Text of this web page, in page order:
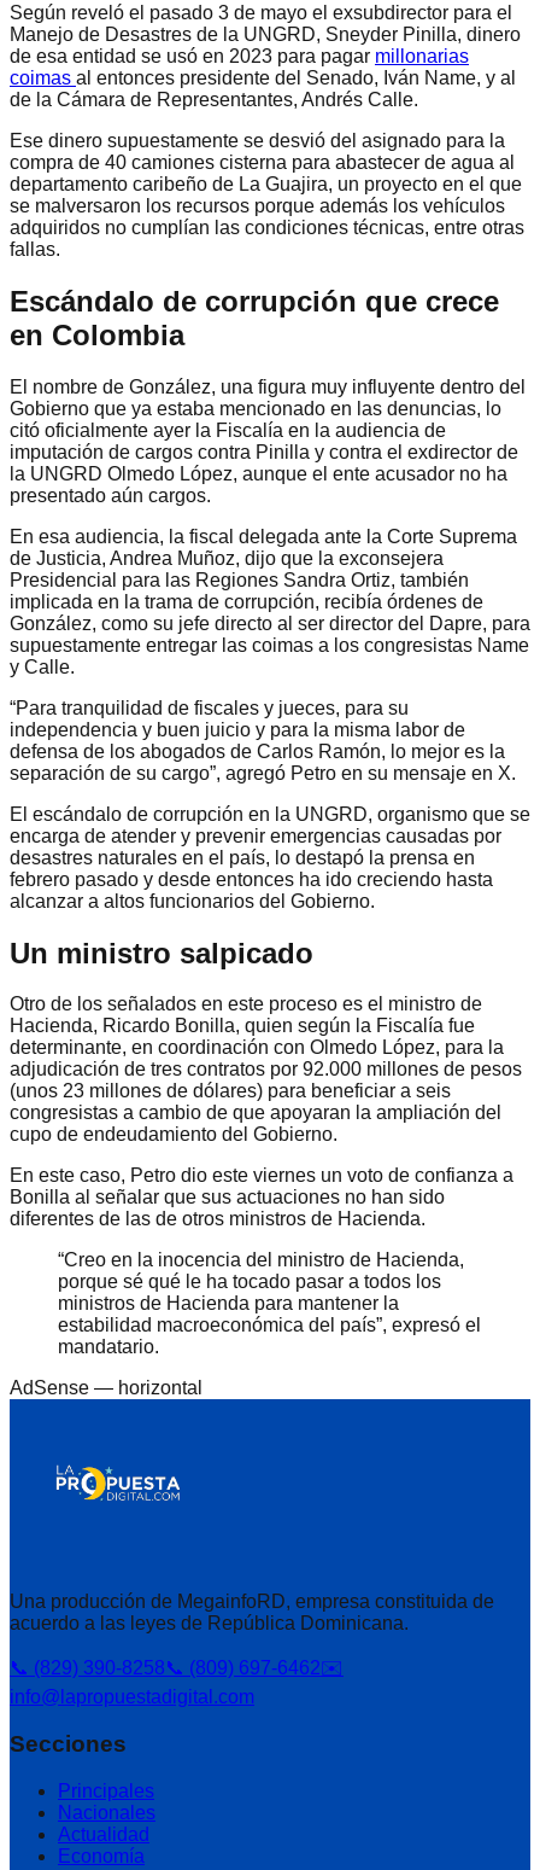
Según reveló el pasado 3 de mayo el exsubdirector para el
Manejo de Desastres de la UNGRD, Sneyder Pinilla, dinero
de esa entidad se usó en 2023 para pagar millonarias
coimas al entonces presidente del Senado, Iván Name, y al
de la Cámara de Representantes, Andrés Calle.
Ese dinero supuestamente se desvió del asignado para la
compra de 40 camiones cisterna para abastecer de agua al
departamento caribeño de La Guajira, un proyecto en el que
se malversaron los recursos porque además los vehículos
adquiridos no cumplían las condiciones técnicas, entre otras
fallas.
Escándalo de corrupción que crece
en Colombia
El nombre de González, una figura muy influyente dentro del
Gobierno que ya estaba mencionado en las denuncias, lo
citó oficialmente ayer la Fiscalía en la audiencia de
imputación de cargos contra Pinilla y contra el exdirector de
la UNGRD Olmedo López, aunque el ente acusador no ha
presentado aún cargos.
En esa audiencia, la fiscal delegada ante la Corte Suprema
de Justicia, Andrea Muñoz, dijo que la exconsejera
Presidencial para las Regiones Sandra Ortiz, también
implicada en la trama de corrupción, recibía órdenes de
González, como su jefe directo al ser director del Dapre, para
supuestamente entregar las coimas a los congresistas Name
y Calle.
“Para tranquilidad de fiscales y jueces, para su
independencia y buen juicio y para la misma labor de
defensa de los abogados de Carlos Ramón, lo mejor es la
separación de su cargo”, agregó Petro en su mensaje en X.
El escándalo de corrupción en la UNGRD, organismo que se
encarga de atender y prevenir emergencias causadas por
desastres naturales en el país, lo destapó la prensa en
febrero pasado y desde entonces ha ido creciendo hasta
alcanzar a altos funcionarios del Gobierno.
Un ministro salpicado
Otro de los señalados en este proceso es el ministro de
Hacienda, Ricardo Bonilla, quien según la Fiscalía fue
determinante, en coordinación con Olmedo López, para la
adjudicación de tres contratos por 92.000 millones de pesos
(unos 23 millones de dólares) para beneficiar a seis
congresistas a cambio de que apoyaran la ampliación del
cupo de endeudamiento del Gobierno.
En este caso, Petro dio este viernes un voto de confianza a
Bonilla al señalar que sus actuaciones no han sido
diferentes de las de otros ministros de Hacienda.
“Creo en la inocencia del ministro de Hacienda,
porque sé qué le ha tocado pasar a todos los
ministros de Hacienda para mantener la
estabilidad macroeconómica del país”, expresó el
mandatario.
AdSense — horizontal
Una producción de MegainfoRD, empresa constituida de
acuerdo a las leyes de República Dominicana.
📞 (829) 390-8258📞 (809) 697-6462✉️
info@lapropuestadigital.com
Secciones
Principales
Nacionales
Actualidad
Economía